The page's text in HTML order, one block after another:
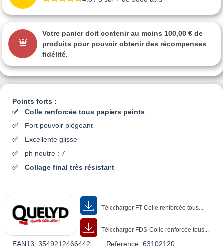
Points forts :
Colle renforcée tous papiers peints
Fort pouvoir piégeant
Excellente glisse
ph neutre : 7
Collage final très résistant
Télécharger FT-Colle renforcée tous...
Télécharger FDS-Colle renforcée tous...
EAN13: 3549212466442 Reference: 63102120
Votre panier doit contenir au moins 100,00 € de
produits pour pouvoir obtenir des récompenses
fidélité.